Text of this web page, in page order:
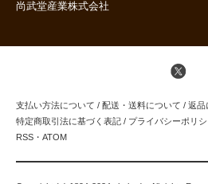
尚武堂産業株式会社
支払い方法について / 配送・送料について / 返品
特定商取引法に基づく表記 / プライバシーポリシ
RSS ・ ATOM